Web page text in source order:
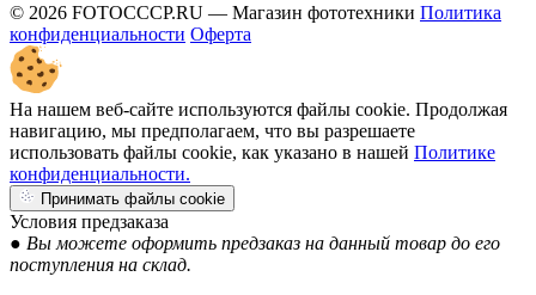
© 2026 FOTOCCCP.RU — Магазин фототехники Политика
конфиденциальности Оферта
На нашем веб-сайте используются файлы cookie. Продолжая
навигацию, мы предполагаем, что вы разрешаете
использовать файлы cookie, как указано в нашей Политике
конфиденциальности.
Принимать файлы cookie
Условия предзаказа
● Вы можете оформить предзаказ на данный товар до его
поступления на склад.